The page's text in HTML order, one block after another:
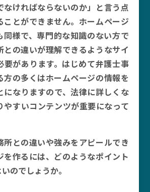
なければならないのか」と言う点
ことができません。ホームページ
同様で、専門的な知識のない方で
との違いが理解できるようなサイ
要があります。はじめて弁護士事
方の多くはホームページの情報を
になりますので、法律に詳しくな
やすいコンテンツが重要になって
所との違いや強みをアピールでき
を作るには、どのようなポイント
のでしょうか。